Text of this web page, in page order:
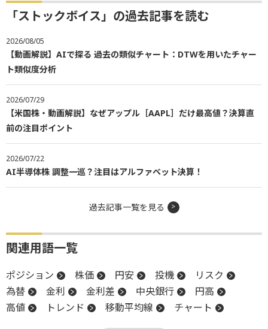
「ストックボイス」の過去記事を読む
2026/08/05
【動画解説】AIで探る 過去の類似チャート：DTWを用いたチャー
ト類似度分析
2026/07/29
【米国株・動画解説】なぜアップル［AAPL］だけ最高値？決算直
前の注目ポイント
2026/07/22
AI半導体株 調整一巡？注目はアルファベット決算！
過去記事一覧を見る
関連用語一覧
ポジション 株価 円安 投機
リスク
為替
金利 金利差 中央銀行
円高
高値
トレンド 移動平均線
チャート